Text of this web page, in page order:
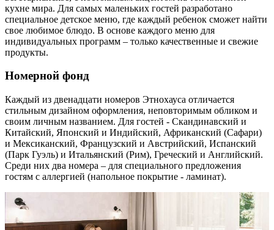
кухне мира. Для самых маленьких гостей разработано
специальное детское меню, где каждый ребенок сможет найти
свое любимое блюдо. В основе каждого меню для
индивидуальных программ – только качественные и свежие
продукты.
Номерной фонд
Каждый из двенадцати номеров Этнохауса отличается
стильным дизайном оформления, неповторимым обликом и
своим личным названием. Для гостей - Скандинавский и
Китайский, Японский и Индийский, Африканский (Сафари)
и Мексиканский, Французский и Австрийский, Испанский
(Парк Гуэль) и Итальянский (Рим), Греческий и Английский.
Среди них два номера – для специального предложения
гостям с аллергией (напольное покрытие - ламинат).